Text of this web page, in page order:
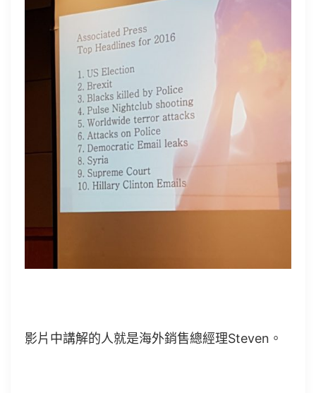
影片中講解的人就是海外銷售總經理Steven。